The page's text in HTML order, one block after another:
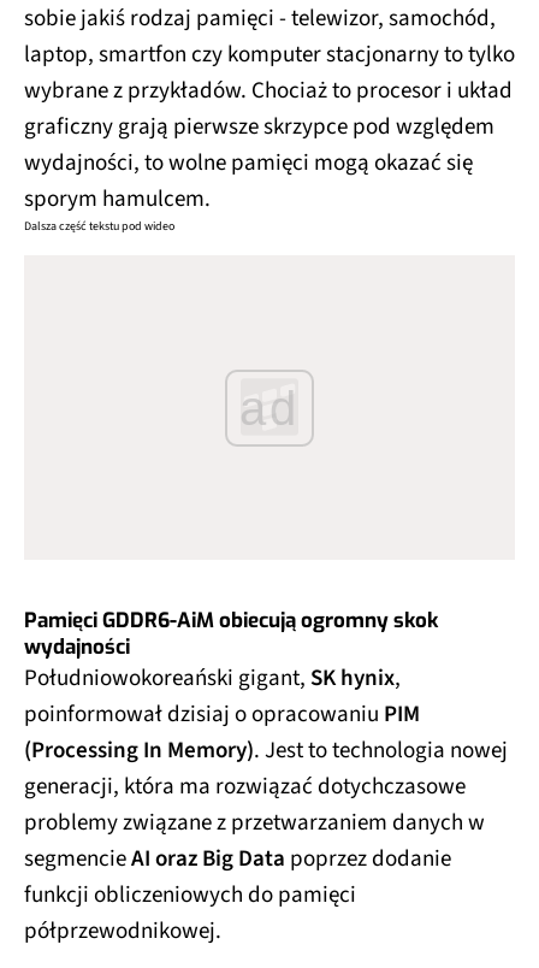
sobie jakiś rodzaj pamięci - telewizor, samochód,
laptop, smartfon czy komputer stacjonarny to tylko
wybrane z przykładów. Chociaż to procesor i układ
graficzny grają pierwsze skrzypce pod względem
wydajności, to wolne pamięci mogą okazać się
sporym hamulcem.
Dalsza część tekstu pod wideo
ad
Pamięci GDDR6-AiM obiecują ogromny skok
wydajności
Południowokoreański gigant, SK hynix,
poinformował dzisiaj o opracowaniu PIM
(Processing In Memory). Jest to technologia nowej
generacji, która ma rozwiązać dotychczasowe
problemy związane z przetwarzaniem danych w
segmencieAI oraz Big Data poprzez dodanie
funkcji obliczeniowych do pamięci
półprzewodnikowej.